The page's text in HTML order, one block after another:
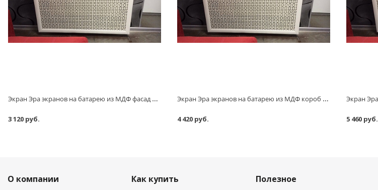
Экран Эра экранов на батарею из МДФ фасад 700х1300 мм
3 120 руб.
Экран Эра экранов на батарею из МДФ короб 700х700х200 мм
4 420 руб. 5 460 руб.
О компании Как купить Полезное